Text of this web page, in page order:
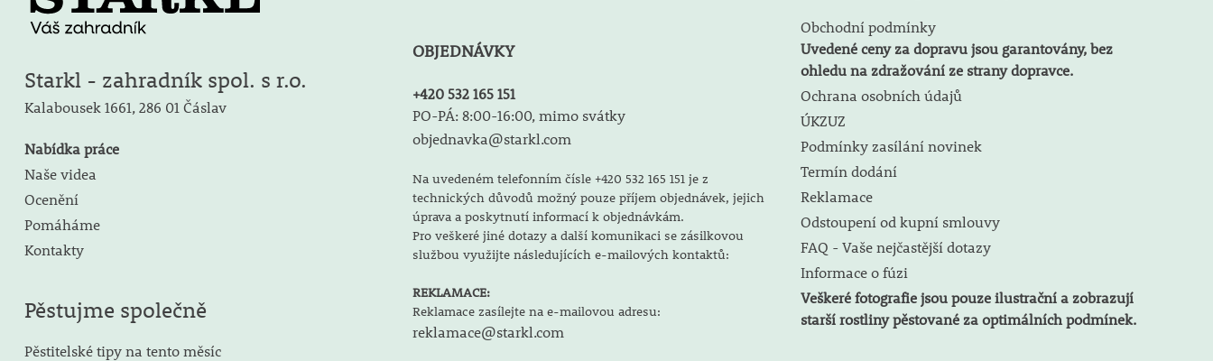
Starkl - zahradník spol. s r.o.
Kalabousek 1661, 286 01 Čáslav
Nabídka práce
Naše videa
Ocenění
Pomáháme
Kontakty
Pěstujme společně
Pěstitelské tipy na tento měsíc
OBJEDNÁVKY
+420 532 165 151
PO-PÁ: 8:00-16:00, mimo svátky
objednavka@starkl.com
Na uvedeném telefonním čísle +420 532 165 151 je z
technických důvodů možný pouze příjem objednávek, jejich
úprava a poskytnutí informací k objednávkám.
Pro veškeré jiné dotazy a další komunikaci se zásilkovou
službou využijte následujících e-mailových kontaktů:
REKLAMACE:
Reklamace zasílejte na e-mailovou adresu:
reklamace@starkl.com
Obchodní podmínky
Uvedené ceny za dopravu jsou garantovány, bez
ohledu na zdražování ze strany dopravce.
Ochrana osobních údajů
ÚKZUZ
Podmínky zasílání novinek
Termín dodání
Reklamace
Odstoupení od kupní smlouvy
FAQ - Vaše nejčastější dotazy
Informace o fúzi
Veškeré fotografie jsou pouze ilustrační a zobrazují
starší rostliny pěstované za optimálních podmínek.